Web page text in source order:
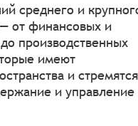
среднего и
от финансовых и
производственных
имеют
и
и управление